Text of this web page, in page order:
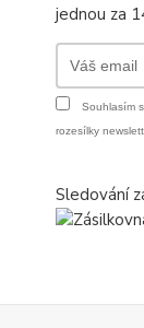
jednou za
Souhlasím
rozesílky
Sledování